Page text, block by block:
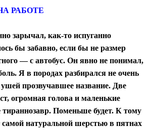
РАБОТЕ
зарычал, как-то испуганно
бы забавно, если бы не размер
— с автобус. Он явно не понимал,
Я в породах разбирался не очень
прозвучавшее название. Две
огромная голова и маленькие
тираннозавр. Поменьше будет. К тому
натуральной шерстью в пятнах